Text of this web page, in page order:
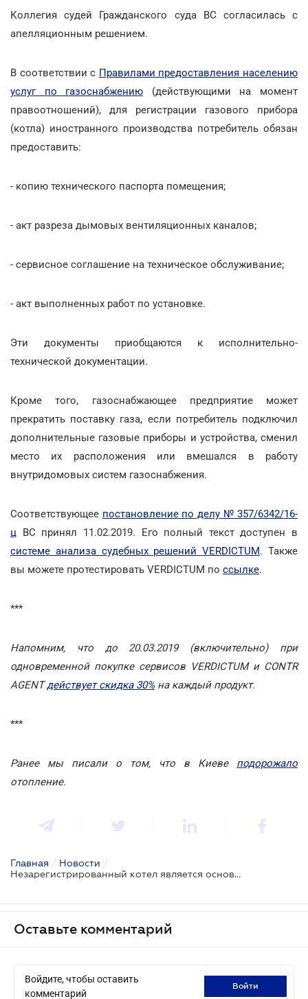
Коллегия судей Гражданского суда ВС согласилась с
апелляционным решением.
В соответствии с Правилами предоставления населению
услуг по газоснабжению (действующими на момент
правоотношений), для регистрации газового прибора
(котла) иностранного производства потребитель обязан
предоставить:
- копию технического паспорта помещения;
- акт разреза дымовых вентиляционных каналов;
- сервисное соглашение на техническое обслуживание;
- акт выполненных работ по установке.
Эти документы приобщаются к исполнительно-
технической документации.
Кроме того, газоснабжающее предприятие может
прекратить поставку газа, если потребитель подключил
дополнительные газовые приборы и устройства, сменил
место их расположения или вмешался в работу
внутридомовых систем газоснабжения.
Соответствующее постановление по делу № 357/6342/16-
ц ВС принял 11.02.2019. Его полный текст доступен в
системе анализа судебных решений VERDICTUM. Также
вы можете протестировать VERDICTUM по ссылке.
***
Напомним, что до 20.03.2019 (включительно) при
одновременной покупке сервисов VERDICTUM и CONTR
AGENTдействует скидка 30% на каждый продукт.
***
Ранее мы писали о том, что в Киеве подорожало
отопление.
Главная / Новости /
Незарегистрированный котел является основанием для прекращения газоснабжения
Оставьте комментарий
Войдите, чтобы оставить
комментарий
войти